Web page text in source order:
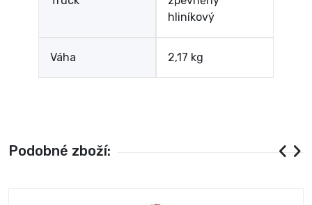
hliníkový
Váha 2,17 kg
Podobné zboží: